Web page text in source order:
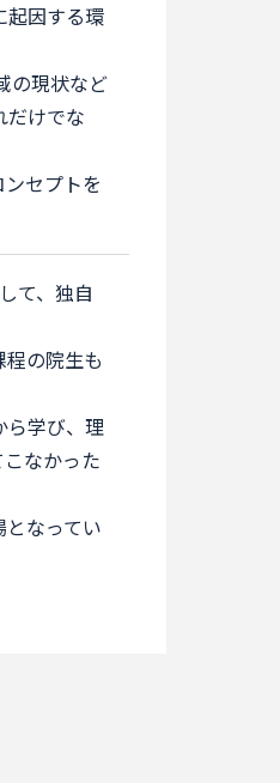
起因する環
の現状など
だけでな
セプトを
て、独自
の院生も
ら学び、理
なかった
なってい